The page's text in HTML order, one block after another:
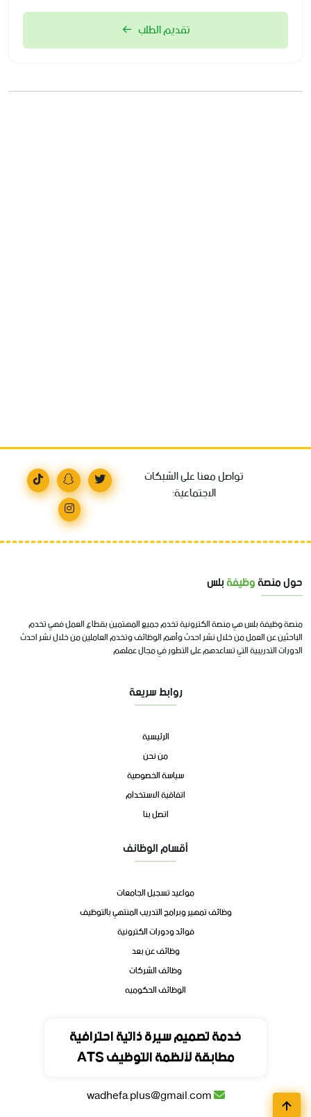
خدمة تصميم سيرة ذاتية احترافية
مطابقة لأنظمة التوظيف ATS
تقديم الطلب
تواصل معنا على الشبكات
الاجتماعية:
حول منصةوظيفةبلس
منصة وظيفة بلس هي منصة الكترونية تخدم جميع المهتمين بقطاع العمل فهي تخدم
الباحثين عن العمل من خلال نشر احدث وأهم الوظائف وتخدم العاملين من خلال نشر احدث
الدورات التدريبية التي تساعدهم على التطور في مجال عملهم
روابط سريعة
الرئيسية
من نحن
سياسة الخصوصية
اتفاقية الاستخدام
اتصل بنا
أقسام الوظائف
مواعيد تسجيل الجامعات
وظائف تمهير وبرامج التدريب المنتهي بالتوظيف
فوائد ودورات الكترونية
وظائف عن بعد
وظائف الشركات
الوظائف الحكوميه
المملكة العربية السعودية